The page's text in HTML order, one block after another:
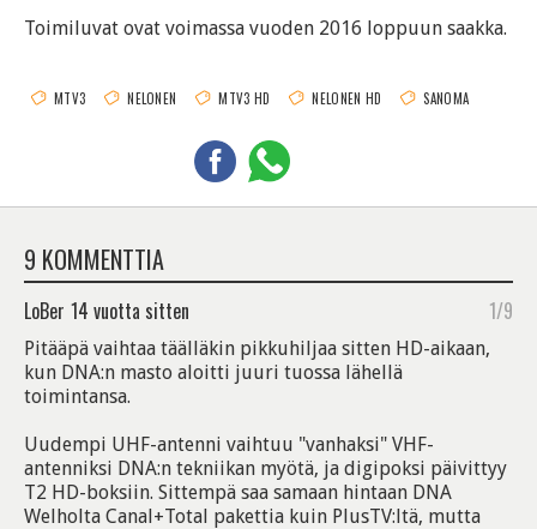
Toimiluvat ovat voimassa vuoden 2016 loppuun saakka.
MTV3 NELONEN MTV3 HD NELONEN HD SANOMA
9 KOMMENTTIA
LoBer 14 vuotta sitten 1/9
Pitääpä vaihtaa täälläkin pikkuhiljaa sitten HD-aikaan,
kun DNA:n masto aloitti juuri tuossa lähellä
toimintansa.
Uudempi UHF-antenni vaihtuu "vanhaksi" VHF-
antenniksi DNA:n tekniikan myötä, ja digipoksi päivittyy
T2 HD-boksiin. Sittempä saa samaan hintaan DNA
Welholta Canal+Total pakettia kuin PlusTV:ltä, mutta